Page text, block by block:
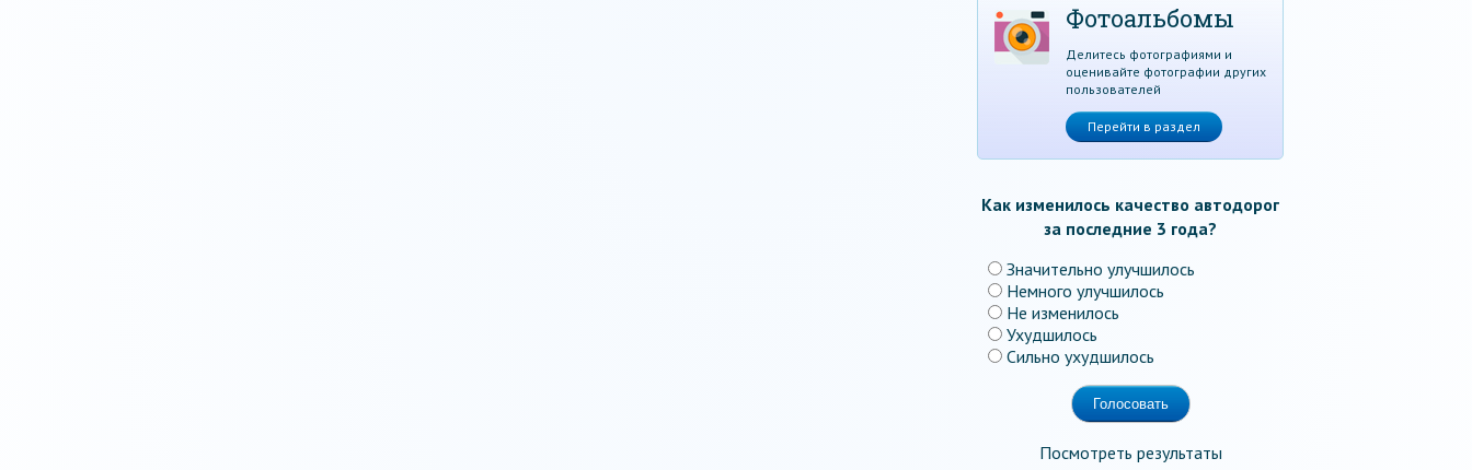
Фотоальбомы
Делитесь фотографиями и
оценивайте фотографии других
пользователей
Перейти в раздел
Как изменилось качество автодорог
за последние 3 года?
Значительно улучшилось
Немного улучшилось
Не изменилось
Ухудшилось
Сильно ухудшилось
Посмотреть результаты